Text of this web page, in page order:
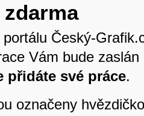
Český-
Vám bude
přidáte své práce.
označeny